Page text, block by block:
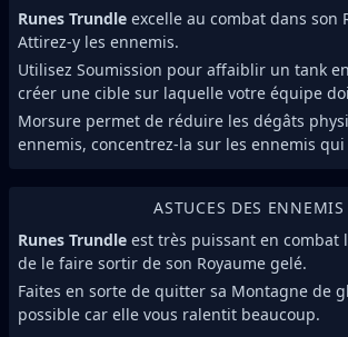
Runes Trundle excelle au combat dans son
Attirez-y les ennemis.
Utilisez Soumission pour affaiblir un tank
créer une cible sur laquelle votre équipe
Morsure permet de réduire les dégâts
ennemis, concentrez-la sur les ennemis
ASTUCES DES ENNEMIS
Runes Trundle est très puissant en combat
de le faire sortir de son Royaume gelé.
Faites en sorte de quitter sa Montagne de
possible car elle vous ralentit beaucoup.